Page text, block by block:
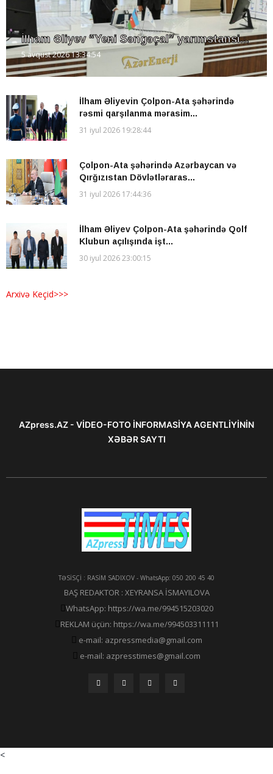
İlham Əliyev “Yeni Səngəçal” yarımstansi...
5 avqust 2026 13:34:54
İlham Əliyevin Çolpon-Ata şəhərində
rəsmi qarşılanma mərasim...
31 iyul 2026 19:28:44
Çolpon-Ata şəhərində Azərbaycan və
Qırğızıstan Dövlətləraras...
31 iyul 2026 17:44:36
İlham Əliyev Çolpon-Ata şəhərində Qolf
Klubun açılışında işt...
30 iyul 2026 23:00:15
Arxivə Keçid>>>
AZpress.AZ - VİDEO-FOTO İNFORMASİYA AGENTLİYİNİN
XƏBƏR SAYTI
TƏSİSÇİ : RASİM SADIXOV - WhatsApp: 050 200 45 40
BAŞ REDAKTOR : XEYRANSA İSMAYILOVA
WhatsApp: https://wa.me/994515203020
REKLAM üçün: https://wa.me/994503311111
e-mail: azpressmedia@gmail.com
e-mail: azpresstimes@gmail.com
<